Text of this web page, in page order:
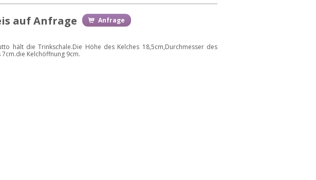
auf Anfrage Anfrage
hält die Trinkschale.Die Höhe des Kelches 18,5cm,Durchmesser des
7cm.die Kelchöffnung 9cm.